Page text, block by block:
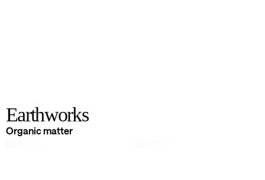
Earthworks
Earthworks
Organic matter